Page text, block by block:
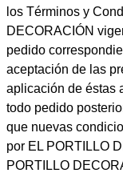
los Términos y
DECORACIÓN
pedido
aceptación de las
aplicación de éstas
todo pedido
que nuevas
por EL PORTILLO
PORTILLO